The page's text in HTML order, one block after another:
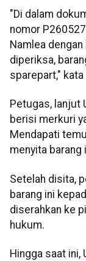
"Di dalam
nomor
Namlea
diperiksa,
sparepart,"
Petugas, lanjut
berisi merkuri
Mendapati
menyita barang
Setelah disita,
barang ini
diserahkan ke
hukum.
Hingga saat